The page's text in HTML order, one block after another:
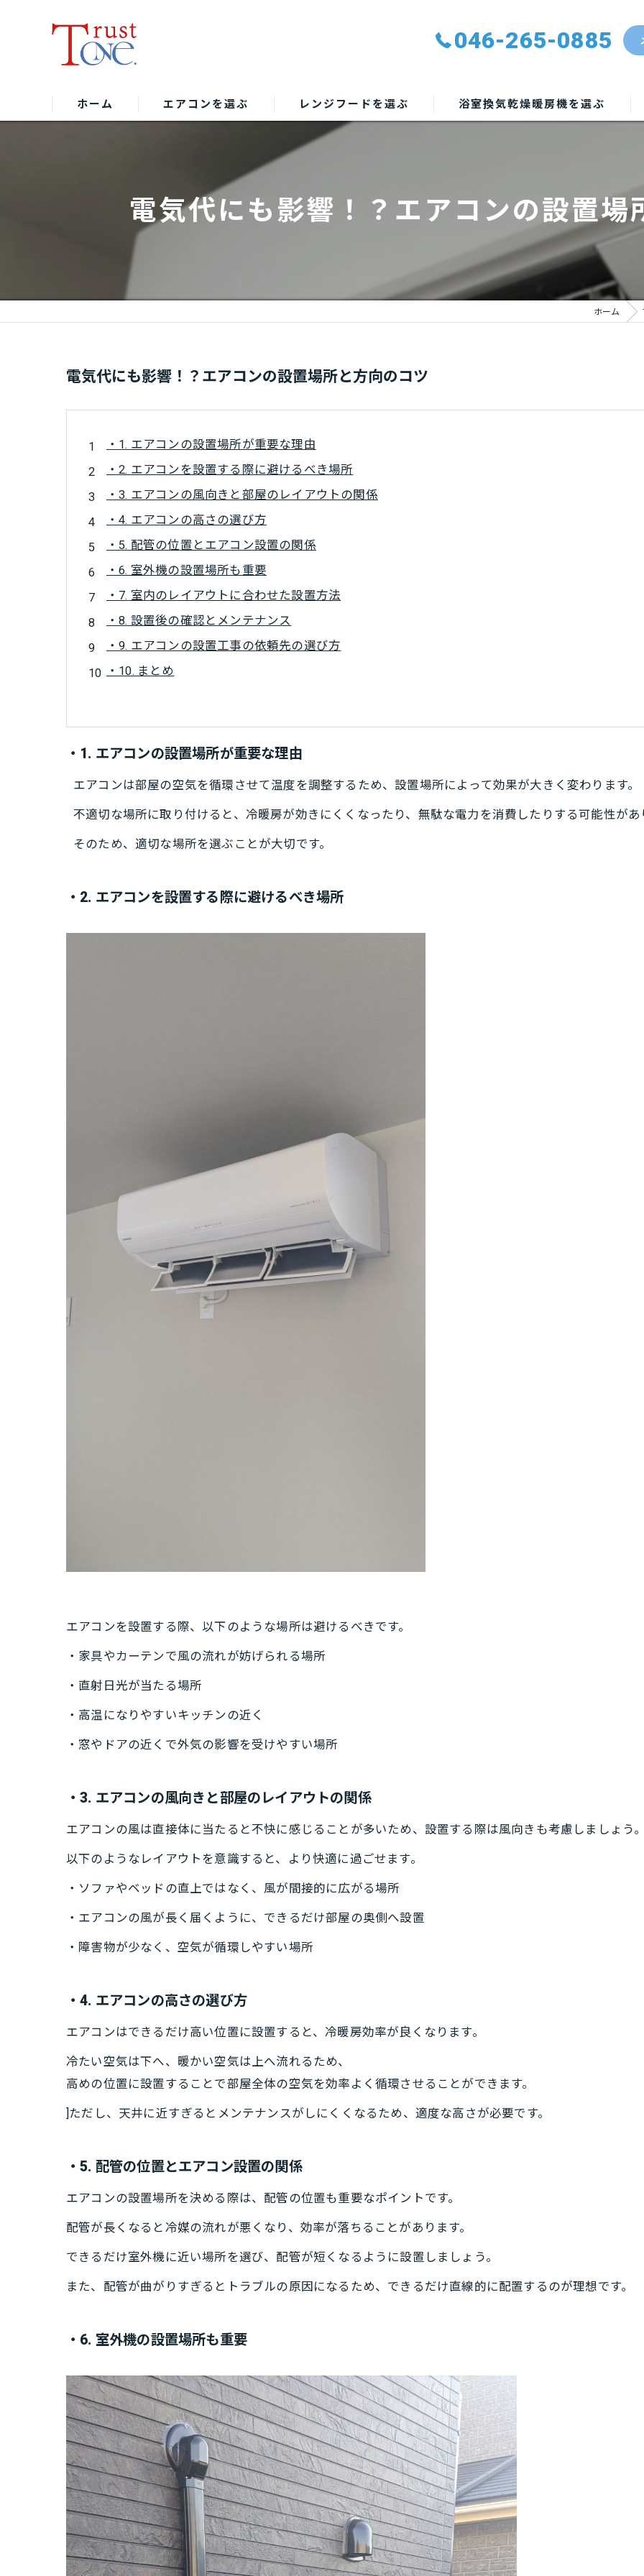
046-265-0885
ホーム エアコンを選ぶ レンジフードを選ぶ 浴室換気乾燥暖房機を選ぶ
電気代にも影響！？エアコンの設置場
ホーム
電気代にも影響！？エアコンの設置場所と方向のコツ
・1. エアコンの設置場所が重要な理由
・2. エアコンを設置する際に避けるべき場所
・3. エアコンの風向きと部屋のレイアウトの関係
・4. エアコンの高さの選び方
・5. 配管の位置とエアコン設置の関係
・6. 室外機の設置場所も重要
・7. 室内のレイアウトに合わせた設置方法
・8. 設置後の確認とメンテナンス
・9. エアコンの設置工事の依頼先の選び方
・10. まとめ
・1. エアコンの設置場所が重要な理由
エアコンは部屋の空気を循環させて温度を調整するため、設置場所によって効果が大きく変わります。
不適切な場所に取り付けると、冷暖房が効きにくくなったり、無駄な電力を消費したりする可能性があ
そのため、適切な場所を選ぶことが大切です。
・2. エアコンを設置する際に避けるべき場所
エアコンを設置する際、以下のような場所は避けるべきです。
・家具やカーテンで風の流れが妨げられる場所
・直射日光が当たる場所
・高温になりやすいキッチンの近く
・窓やドアの近くで外気の影響を受けやすい場所
・3. エアコンの風向きと部屋のレイアウトの関係
エアコンの風は直接体に当たると不快に感じることが多いため、設置する際は風向きも考慮しましょう
以下のようなレイアウトを意識すると、より快適に過ごせます。
・ソファやベッドの直上ではなく、風が間接的に広がる場所
・エアコンの風が長く届くように、できるだけ部屋の奥側へ設置
・障害物が少なく、空気が循環しやすい場所
・4. エアコンの高さの選び方
エアコンはできるだけ高い位置に設置すると、冷暖房効率が良くなります。
冷たい空気は下へ、暖かい空気は上へ流れるため、
高めの位置に設置することで部屋全体の空気を効率よく循環させることができます。
]ただし、天井に近すぎるとメンテナンスがしにくくなるため、適度な高さが必要です。
・5. 配管の位置とエアコン設置の関係
エアコンの設置場所を決める際は、配管の位置も重要なポイントです。
配管が長くなると冷媒の流れが悪くなり、効率が落ちることがあります。
できるだけ室外機に近い場所を選び、配管が短くなるように設置しましょう。
また、配管が曲がりすぎるとトラブルの原因になるため、できるだけ直線的に配置するのが理想です。
・6. 室外機の設置場所も重要